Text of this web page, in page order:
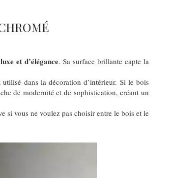
et d’élégance. Sa surface brillante capte la
dans la décoration d’intérieur. Si le bois
de modernité et de sophistication, créant un
si vous ne voulez pas choisir entre le bois et le